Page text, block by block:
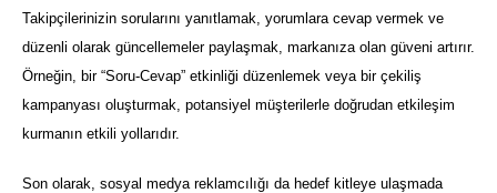
Takipçilerinizin sorularını yanıtlamak, yorumlara cevap vermek ve
düzenli olarak güncellemeler paylaşmak, markanıza olan güveni artırır.
Örneğin, bir “Soru-Cevap” etkinliği düzenlemek veya bir çekiliş
kampanyası oluşturmak, potansiyel müşterilerle doğrudan etkileşim
kurmanın etkili yollarıdır.
Son olarak, sosyal medya reklamcılığı da hedef kitleye ulaşmada